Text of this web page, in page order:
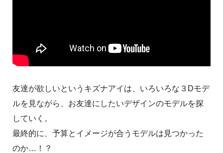
友達が欲しいというキズナアイは、いろいろな３Dモデ
ルを見ながら、お友達にしたいデザインのモデルを探
していく。
最終的に、予算とイメージが合うモデルは見つかった
のか…！？